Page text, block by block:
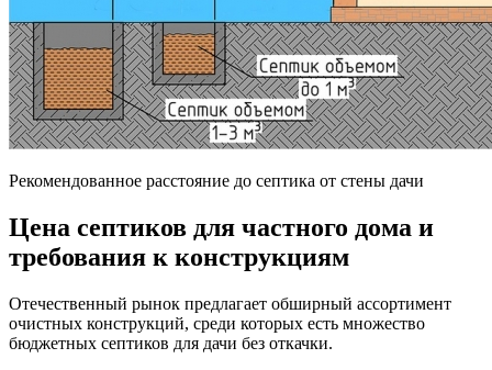
Рекомендованное расстояние до септика от стены дачи
Цена септиков для частного дома и
требования к конструкциям
Отечественный рынок предлагает обширный ассортимент
очистных конструкций, среди которых есть множество
бюджетных септиков для дачи без откачки.